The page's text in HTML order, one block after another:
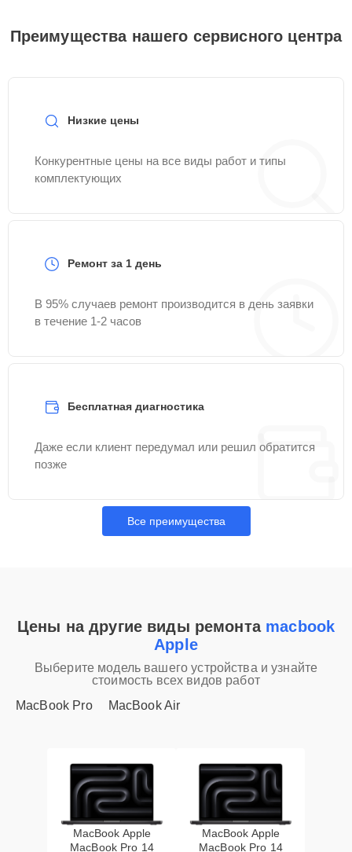
Преимущества нашего сервисного центра
Низкие цены
Конкурентные цены на все виды работ и типы
комплектующих
Ремонт за 1 день
В 95% случаев ремонт производится в день заявки
в течение 1-2 часов
Бесплатная диагностика
Даже если клиент передумал или решил обратится
позже
Все преимущества
Цены на другие виды ремонта macbook
Apple
Выберите модель вашего устройства и узнайте
стоимость всех видов работ
MacBook Pro
MacBook Air
MacBook Apple
MacBook Pro 14
MacBook Apple
MacBook Pro 14